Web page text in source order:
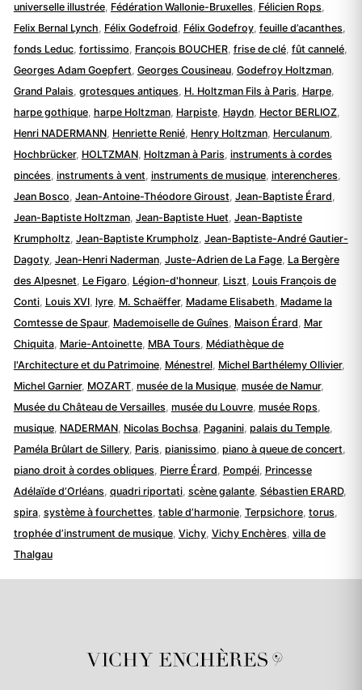
universelle illustrée, Fédération Wallonie-Bruxelles, Félicien Rops,
Felix Bernal Lynch, Félix Godefroid, Félix Godefroy, feuille d’acanthes,
fonds Leduc, fortissimo, François BOUCHER, frise de clé, fût cannelé,
Georges Adam Goepfert, Georges Cousineau, Godefroy Holtzman,
Grand Palais, grotesques antiques, H. Holtzman Fils à Paris, Harpe,
harpe gothique, harpe Holtzman, Harpiste, Haydn, Hector BERLIOZ,
Henri NADERMANN, Henriette Renié, Henry Holtzman, Herculanum,
Hochbrücker, HOLTZMAN, Holtzman à Paris, instruments à cordes
pincées, instruments à vent, instruments de musique, interencheres,
Jean Bosco, Jean-Antoine-Théodore Giroust, Jean-Baptiste Érard,
Jean-Baptiste Holtzman, Jean-Baptiste Huet, Jean-Baptiste
Krumpholtz, Jean-Baptiste Krumpholz, Jean-Baptiste-André Gautier-
Dagoty, Jean-Henri Naderman, Juste-Adrien de La Fage, La Bergère
des Alpesnet, Le Figaro, Légion-d'honneur, Liszt, Louis François de
Conti, Louis XVI, lyre, M. Schaëffer, Madame Elisabeth, Madame la
Comtesse de Spaur, Mademoiselle de Guînes, Maison Érard, Mar
Chiquita, Marie-Antoinette, MBA Tours, Médiathèque de
l'Architecture et du Patrimoine, Ménestrel, Michel Barthélemy Ollivier,
Michel Garnier, MOZART, musée de la Musique, musée de Namur,
Musée du Château de Versailles, musée du Louvre, musée Rops,
musique, NADERMAN, Nicolas Bochsa, Paganini, palais du Temple,
Paméla Brûlart de Sillery, Paris, pianissimo, piano à queue de concert,
piano droit à cordes obliques, Pierre Érard, Pompéi, Princesse
Adélaïde d’Orléans, quadri riportati, scène galante, Sébastien ERARD,
spira, système à fourchettes, table d’harmonie, Terpsichore, torus,
trophée d’instrument de musique, Vichy, Vichy Enchères, villa de
Thalgau